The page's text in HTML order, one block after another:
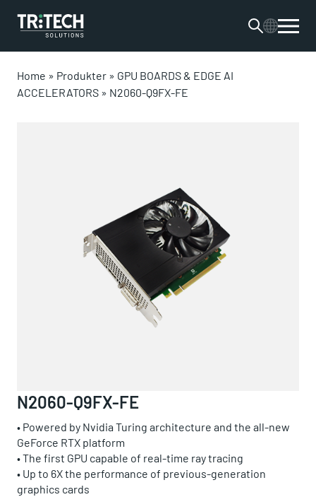
Home » Produkter » GPU BOARDS & EDGE AI
ACCELERATORS » N2060-Q9FX-FE
N2060-Q9FX-FE
• Powered by Nvidia Turing architecture and the all-new
GeForce RTX platform
• The first GPU capable of real-time ray tracing
• Up to 6X the performance of previous-generation
graphics cards